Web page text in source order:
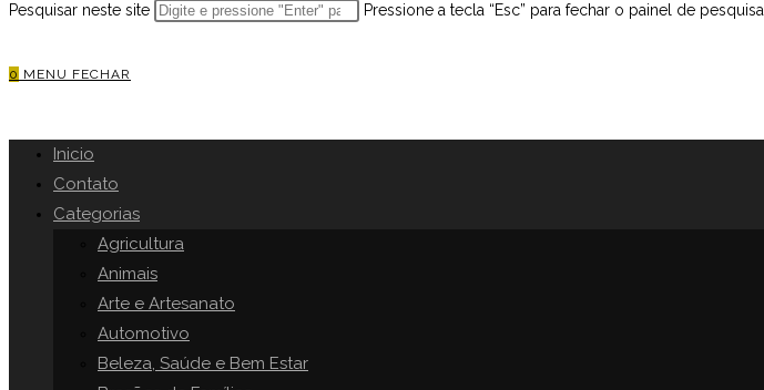
Pesquisar neste site Pressione a tecla “Esc” para fechar o painel de pesquisa.
0 MENU FECHAR
Inicio
Contato
Categorias
Agricultura
Animais
Arte e Artesanato
Automotivo
Beleza, Saúde e Bem Estar